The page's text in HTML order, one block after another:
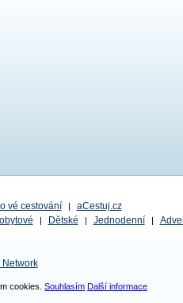
vé cestování |
aCestuj.cz
| Dětské | Jednodenní |
Network
cookies. Souhlasím Další informace